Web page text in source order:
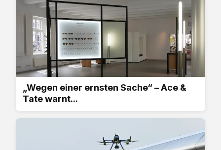
„Wegen einer ernsten Sache“ – Ace &
Tate warnt...